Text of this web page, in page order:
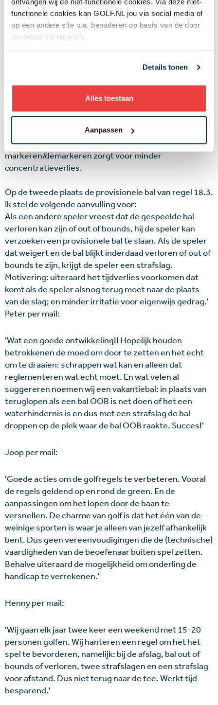
functionele cookies kan GOLF.NL jou via social media of
op een andere site o.a. benaderen op basis van de door
jou bezochte pagina’s.
Details tonen
Alles toestaan
Aanpassen
Op de eerste plaats de voorrangsregel van regel 6.4.
Er komt meer vrijheid, maar ik zou als norm de
Als alle ballen op de green liggen, wordt de bal
verstande dat als ballen zo dicht bij elkaar liggen dat zij
hinder het eerste wordt geslagen.
Motivering: je bespaart tijd door minder te hoeven
markeren en het verminderen van
markeren/demarkeren zorgt voor minder
concentratieverlies.
Op de tweede plaats de provisionele bal van regel 18.3.
Ik stel de volgende aanvulling voor:
Als een andere speler vreest dat de gespeelde bal
verloren kan zijn of out of bounds, hij de speler kan
verzoeken een provisionele bal te slaan. Als de speler
dat weigert en de bal blijkt inderdaad verloren of out of
bounds te zijn, krijgt de speler een strafslag.
Motivering: uiteraard het tijdverlies voorkomen dat
komt als de speler alsnog terug moet naar de plaats
van de slag; en minder irritatie voor eigenwijs gedrag.'
Peter per mail:
'Wat een goede ontwikkeling!! Hopelijk houden
betrokkenen de moed om door te zetten en het echt
om te draaien: schrappen wat kan en alleen dat
reglementeren wat echt moet. En wat velen al
suggereren noemen wij een vakantiebal: in plaats van
teruglopen als een bal OOB is net doen of het een
waterhindernis is en dus met een strafslag de bal
droppen op de plek waar de bal OOB raakte. Succes!'
Joop per mail:
'Goede acties om de golfregels te verbeteren. Vooral
de regels geldend op en rond de green. En de
aanpassingen om het lopen door de baan te
versnellen. De charme van golf is dat het één van de
weinige sporten is waar je alleen van jezelf afhankelijk
bent. Dus geen vereenvoudigingen die de (technische)
vaardigheden van de beoefenaar buiten spel zetten.
Behalve uiteraard de mogelijkheid om onderling de
handicap te verrekenen.'
Henny per mail:
'Wij gaan elk jaar twee keer een weekend met 15-20
personen golfen. Wij hanteren een regel om het het
spel te bevorderen, namelijk: bij de afslag, bal out of
bounds of verloren, twee strafslagen en een strafslag
voor afstand. Dus niet terug naar de tee. Werkt tijd
besparend.'